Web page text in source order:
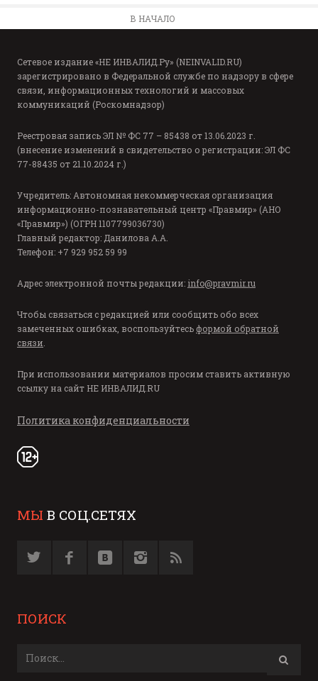
В НАЧАЛО
Сетевое издание «НЕ ИНВАЛИД.Ру» (NEINVALID.RU)
зарегистрировано в Федеральной службе по надзору в сфере
связи, информационных технологий и массовых
коммуникаций (Роскомнадзор)
Реестровая запись ЭЛ № ФС 77 – 85438 от 13.06.2023 г.
(внесение изменений в свидетельство о регистрации: ЭЛ ФС
77-88435 от 21.10.2024 г.)
Учредитель: Автономная некоммерческая организация
информационно-познавательный центр «Правмир» (АНО
«Правмир») (ОГРН 1107799036730)
Главный редактор: Данилова А.А.
Телефон: +7 929 952 59 99
Адрес электронной почты редакции: info@pravmir.ru
Чтобы связаться с редакцией или сообщить обо всех
замеченных ошибках, воспользуйтесь формой обратной
связи.
При использовании материалов просим ставить активную
ссылку на сайт НЕ ИНВАЛИД.RU
Политика конфиденциальности
МЫ В СОЦ.СЕТЯХ
ПОИСК